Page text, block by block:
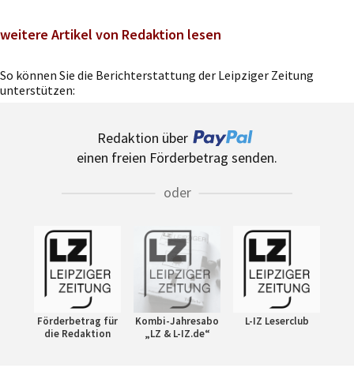
weitere Artikel von Redaktion lesen
So können Sie die Berichterstattung der Leipziger Zeitung
unterstützen:
Redaktion über
einen freien Förderbetrag senden.
oder
Förderbetrag für
die Redaktion
Kombi-Jahresabo
„LZ & L-IZ.de“
L-IZ Leserclub